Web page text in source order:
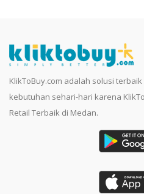
KlikToBuy.com adalah solusi
kebutuhan sehari-hari karena
Retail Terbaik di Medan.